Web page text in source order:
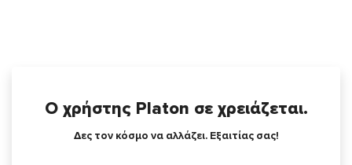
Ο χρήστης Platon σε χρειάζεται.
Δες τον κόσμο να αλλάζει. Εξαιτίας σας!